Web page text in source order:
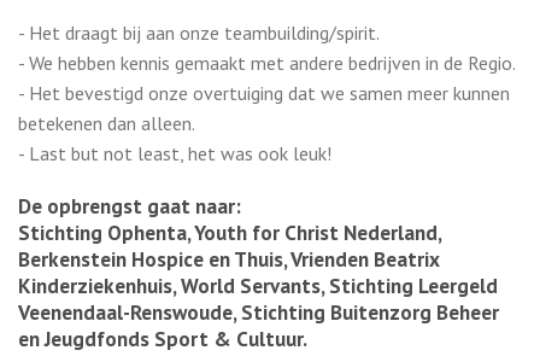
- Het draagt bij aan onze teambuilding/spirit.
- We hebben kennis gemaakt met andere bedrijven in de Regio.
- Het bevestigd onze overtuiging dat we samen meer kunnen
betekenen dan alleen.
- Last but not least, het was ook leuk!
De opbrengst gaat naar:
Stichting Ophenta, Youth for Christ Nederland,
Berkenstein Hospice en Thuis, Vrienden Beatrix
Kinderziekenhuis, World Servants, Stichting Leergeld
Veenendaal-Renswoude, Stichting Buitenzorg Beheer
en Jeugdfonds Sport & Cultuur.